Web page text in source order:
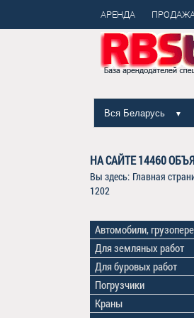
АРЕНДА
Вся Беларусь ▼
НА САЙТЕ14460
Вы здесь: Главная
1202
Автомобили,
Для земляных работ
Для буровых работ
Погрузчики
Краны